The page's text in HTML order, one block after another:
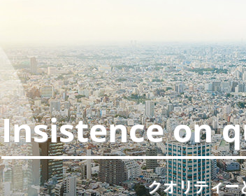
Insistence on
クオリティー